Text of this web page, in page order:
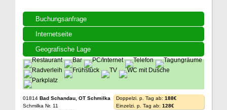
Buchungsanfrage
Internetseite
Geografische Lage
01814 Bad Schandau, OT Schmilka
Schmilka Nr. 11
Doppelzi. p. Tag ab: 188€
Einzelzi. p. Tag ab: 128€